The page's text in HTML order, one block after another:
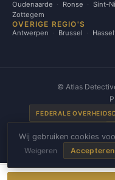
Oudenaarde
Ronse Sint-
Zottegem
OVERIGE REGIO'S
Antwerpen Brussel
© Atlas
FEDERALE
Wij gebruiken cookies
Weigeren
Accepteren